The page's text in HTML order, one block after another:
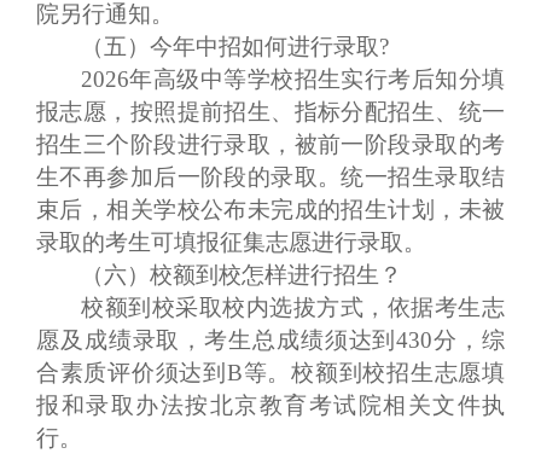
院另行通知。
（五）今年中招如何进行录取?
2026年高级中等学校招生实行考后知分填
报志愿，按照提前招生、指标分配招生、统一
招生三个阶段进行录取，被前一阶段录取的考
生不再参加后一阶段的录取。统一招生录取结
束后，相关学校公布未完成的招生计划，未被
录取的考生可填报征集志愿进行录取。
（六）校额到校怎样进行招生？
校额到校采取校内选拔方式，依据考生志
愿及成绩录取，考生总成绩须达到430分，综
合素质评价须达到B等。校额到校招生志愿填
报和录取办法按北京教育考试院相关文件执
行。